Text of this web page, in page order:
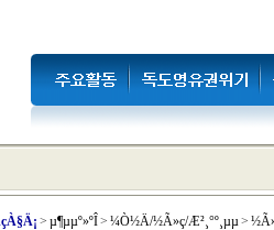
> µ¶µµº»ºÎ> ¼Ò½Ä/½Ã»ç/Æ²¸°º¸µµ>